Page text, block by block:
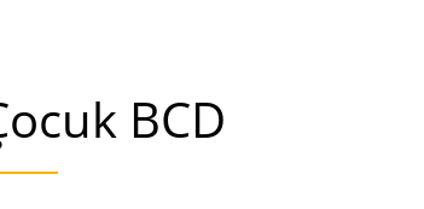
BCD